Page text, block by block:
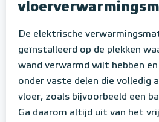
De elektrische
geïnstalleerd op de plekken
wand verwarmd wilt hebben
onder vaste delen die volledig
vloer, zoals bijvoorbeeld een
Ga daarom altijd uit van het